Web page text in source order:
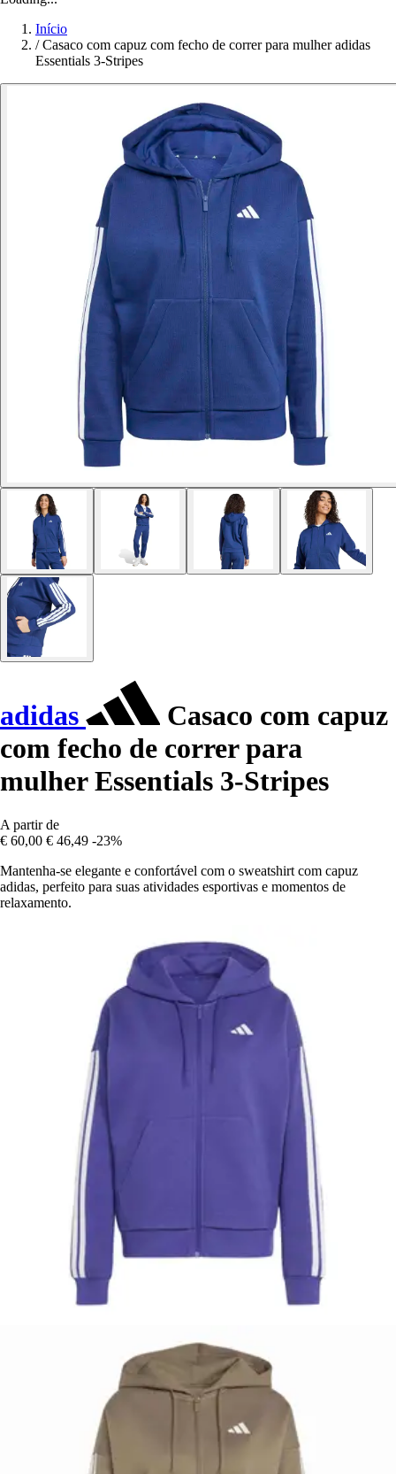
Início
/ Casaco com capuz com fecho de correr para mulher adidas
Essentials 3-Stripes
adidas
Casaco com capuz
com fecho de correr para
mulher Essentials 3-Stripes
A partir de
€ 60,00 € 46,49 -23%
Mantenha-se elegante e confortável com o sweatshirt com capuz
adidas, perfeito para suas atividades esportivas e momentos de
relaxamento.